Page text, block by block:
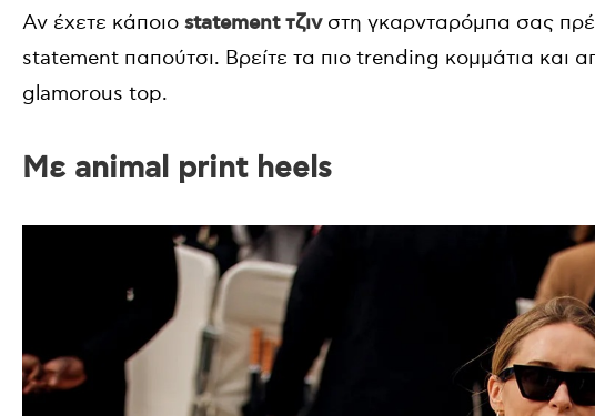
Αν έχετε κάποιο statement τζινστη γκαρνταρόμπα σας
statement παπούτσι. Βρείτε τα πιο trending κομμάτια και
glamorous top.
Με animal print heels